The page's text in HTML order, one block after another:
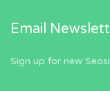
Email
Sign up for new